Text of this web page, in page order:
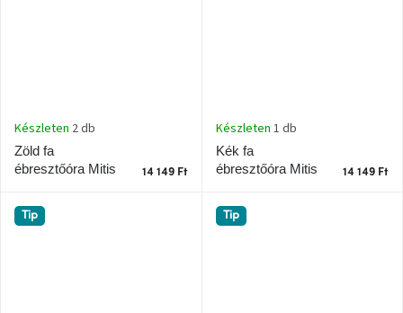
Zöld fa
ébresztőóra Mitis
Készleten 2 db
14 149 Ft
Kék fa
ébresztőóra Mitis
Készleten 1 db
14 149 Ft
Tip Tip